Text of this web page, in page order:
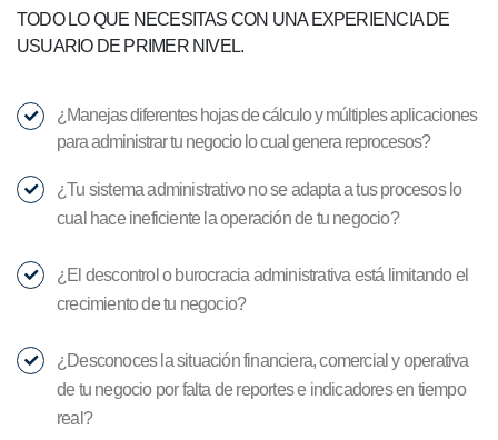
TODO LO QUE NECESITAS CON UNA EXPERIENCIA DE
USUARIO DE PRIMER NIVEL.
¿Manejas diferentes hojas de cálculo y múltiples aplicaciones
para administrar tu negocio lo cual genera reprocesos?
¿Tu sistema administrativo no se adapta a tus procesos lo
cual hace ineficiente la operación de tu negocio?
¿El descontrol o burocracia administrativa está limitando el
crecimiento de tu negocio?
¿Desconoces la situación financiera, comercial y operativa
de tu negocio por falta de reportes e indicadores en tiempo
real?